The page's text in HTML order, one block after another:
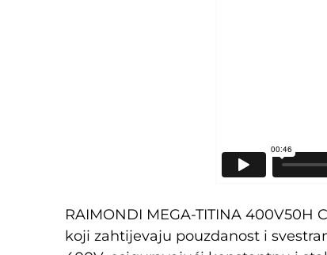
RAIMONDI MEGA-TITINA
koji zahtijevaju pouzdanost i